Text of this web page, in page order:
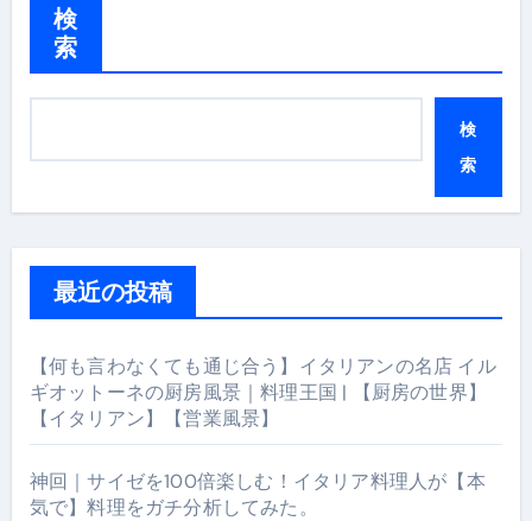
検
索
検
索
最近の投稿
【何も言わなくても通じ合う】イタリアンの名店 イル
ギオットーネの厨房風景｜料理王国 | 【厨房の世界】
【イタリアン】【営業風景】
神回｜サイゼを100倍楽しむ！イタリア料理人が【本
気で】料理をガチ分析してみた。